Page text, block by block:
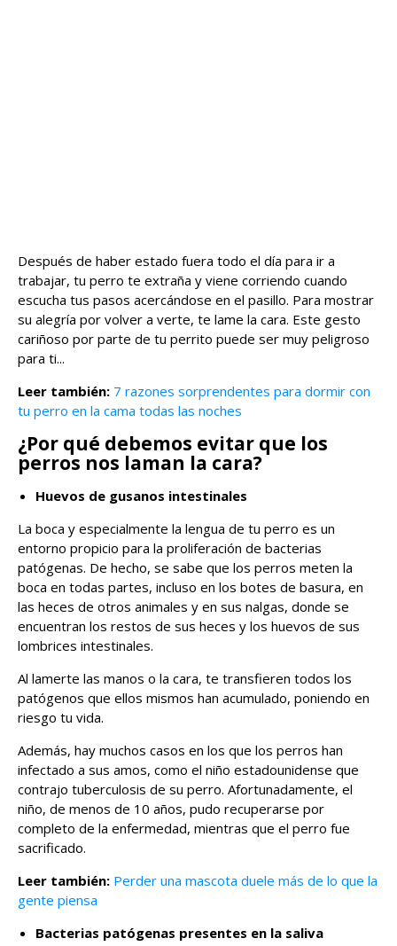
Después de haber estado fuera todo el día para ir a
trabajar, tu perro te extraña y viene corriendo cuando
escucha tus pasos acercándose en el pasillo. Para mostrar
su alegría por volver a verte, te lame la cara. Este gesto
cariñoso por parte de tu perrito puede ser muy peligroso
para ti...
Leer también: 7 razones sorprendentes para dormir con
tu perro en la cama todas las noches
¿Por qué debemos evitar que los
perros nos laman la cara?
Huevos de gusanos intestinales
La boca y especialmente la lengua de tu perro es un
entorno propicio para la proliferación de bacterias
patógenas. De hecho, se sabe que los perros meten la
boca en todas partes, incluso en los botes de basura, en
las heces de otros animales y en sus nalgas, donde se
encuentran los restos de sus heces y los huevos de sus
lombrices intestinales.
Al lamerte las manos o la cara, te transfieren todos los
patógenos que ellos mismos han acumulado, poniendo en
riesgo tu vida.
Además, hay muchos casos en los que los perros han
infectado a sus amos, como el niño estadounidense que
contrajo tuberculosis de su perro. Afortunadamente, el
niño, de menos de 10 años, pudo recuperarse por
completo de la enfermedad, mientras que el perro fue
sacrificado.
Leer también: Perder una mascota duele más de lo que la
gente piensa
Bacterias patógenas presentes en la saliva